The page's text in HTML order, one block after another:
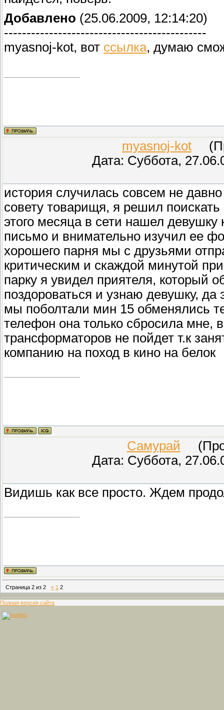
Добавлено (25.06.2009, 12:14:20)
---------------------------------------------
myasnoj-kot, вот ссылка, думаю
myasnoj-kot
Дата: Суббота,
история случилась совсем не
совету товарищя, я решил
этого месяца в сети нашел
письмо и внимательно изучил ее
хорошего парня мы с друзьями
критическим и скаждой минутой
парку я увидел приятеля, который
поздороваться и узнаю девушку,
мы поболтали мин 15 обменялись
телефон она только сбросила
трансформаторов не пойдет т.к
компанию на поход в кино на белок
Самурай
Дата: Суббота,
Видишь как все просто. Ждем
Страница 2 из 2 « 1 2
Полная версия сайта